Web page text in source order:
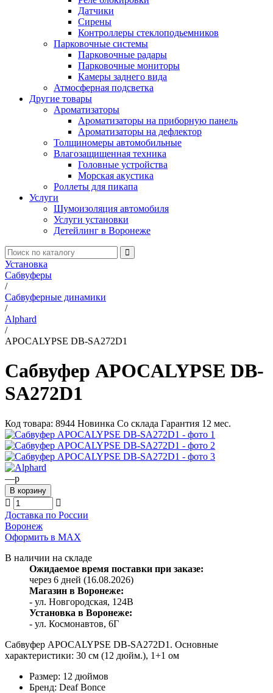
Датчики
Сирены
Контроллеры стеклоподьемников
Парковочные системы
Парковочные радары
Парковочные мониторы
Камеры заднего вида
Атмосферная подсветка
Другие товары
Ароматизаторы
Ароматизаторы на приборную панель
Ароматизаторы на дефлектор
Толщиномеры автомобильные
Влагозащищенная техника
Головные устройства
Морская акустика
Роллеты для пикапа
Услуги
Шумоизоляция автомобиля
Услуги установки
Детейлинг в Воронеже
Установка
Сабвуферы
/
Сабвуферные динамики
/
Alphard
/
APOCALYPSE DB-SA272D1
Сабвуфер APOCALYPSE DB-
SA272D1
Код товара: 8944 Новинка Со склада Гарантия 12 мес.
—p
Доставка по России
Воронеж
Оформить в МАХ
В наличии на складе
Ожидаемое время поставки при заказе:
через 6 дней (16.08.2026)
Магазин в Воронеже:
- ул. Новгородская, 124В
Установка в Воронеже:
- ул. Космонавтов, 6Г
Сабвуфер APOCALYPSE DB-SA272D1. Основные
характеристики: 30 см (12 дюйм.), 1+1 ом
Размер: 12 дюймов
Бренд: Deaf Bonce